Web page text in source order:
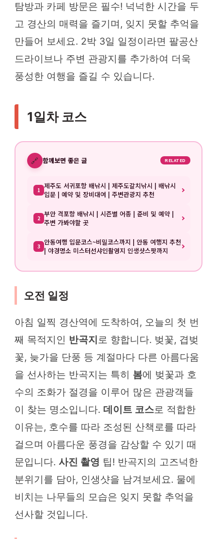
탐방과 카페 방문은 필수! 넉넉한 시간을 두
고 경산의 매력을 즐기며, 잊지 못할 추억을
만들어 보세요. 2박 3일 일정이라면 팔공산
드라이브나 주변 관광지를 추가하여 더욱
풍성한 여행을 즐길 수 있습니다.
1일차 코스
🔗 함께보면 좋은 글 RELATED
1 제주도 서귀포항 배낚시 | 제주도갈치낚시 | 배낚시
입문 | 예약 및 장비대여 | 주변관광지 추천
2 부안 격포항 배낚시 | 시즌별 어종 | 준비 및 예약 |
주변 가봐야할 곳
3 안동여행 입문코스~비밀코스까지 | 안동 여행지 추천
| 야경명소 미스터선샤인촬영지 인생샷스팟까지
오전 일정
아침 일찍 경산역에 도착하여, 오늘의 첫 번
째 목적지인 반곡지로 향합니다. 벚꽃, 겹벚
꽃, 늦가을 단풍 등 계절마다 다른 아름다움
을 선사하는 반곡지는 특히 봄에 벚꽃과 호
수의 조화가 절경을 이루어 많은 관광객들
이 찾는 명소입니다. 데이트 코스로 적합한
이유는, 호수를 따라 조성된 산책로를 따라
걸으며 아름다운 풍경을 감상할 수 있기 때
문입니다. 사진 촬영 팁! 반곡지의 고즈넉한
분위기를 담아, 인생샷을 남겨보세요. 물에
비치는 나무들의 모습은 잊지 못할 추억을
선사할 것입니다.